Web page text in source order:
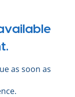
as soon as